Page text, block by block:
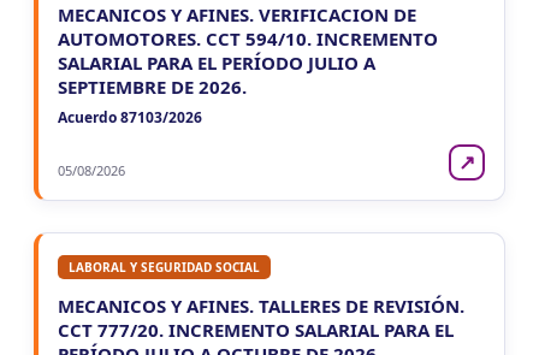
NACIONAL
VIE
7 NACIONAL
Agentes SIRCAR 2a Quinc
7
CUIT 8-9-…
MECANICOS Y AFINES. VERIFICACION DE
AUTOMOTORES. CCT 594/10. INCREMENTO
SALARIAL PARA EL PERÍODO JULIO A
SEPTIEMBRE DE 2026.
Acuerdo 87103/2026
05/08/2026 ↗
LABORAL Y SEGURIDAD SOCIAL
MECANICOS Y AFINES. TALLERES DE REVISIÓN.
CCT 777/20. INCREMENTO SALARIAL PARA EL